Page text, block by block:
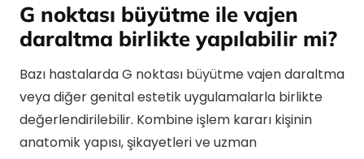
G noktası büyütme ile vajen
daraltma birlikte yapılabilir mi?
Bazı hastalarda G noktası büyütme vajen daraltma
veya diğer genital estetik uygulamalarla birlikte
değerlendirilebilir. Kombine işlem kararı kişinin
anatomik yapısı, şikayetleri ve uzman